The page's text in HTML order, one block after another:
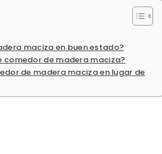
maciza en buen estado?
comedor de madera maciza?
de madera maciza en lugar de